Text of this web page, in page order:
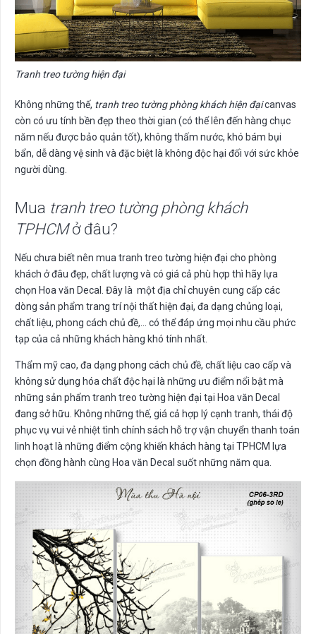
Tranh treo tường hiện đại
Không những thế, tranh treo tường phòng khách hiện đạicanvas
còn có ưu tính bền đẹp theo thời gian (có thể lên đến hàng chục
năm nếu được bảo quản tốt), không thấm nước, khó bám bụi
bẩn, dễ dàng vệ sinh và đặc biệt là không độc hại đối với sức khỏe
người dùng.
Mua tranh treo tường phòng khách
TPHCMở đâu?
Nếu chưa biết nên mua tranh treo tường hiện đại cho phòng
khách ở đâu đẹp, chất lượng và có giá cả phù hợp thì hãy lựa
chọn Hoa văn Decal. Đây là một địa chỉ chuyên cung cấp các
dòng sản phẩm trang trí nội thất hiện đại, đa dạng chủng loại,
chất liệu, phong cách chủ đề,… có thể đáp ứng mọi nhu cầu phức
tạp của cả những khách hàng khó tính nhất.
Thẩm mỹ cao, đa dạng phong cách chủ đề, chất liệu cao cấp và
không sử dụng hóa chất độc hại là những ưu điểm nổi bật mà
những sản phẩm tranh treo tường hiện đại tại Hoa văn Decal
đang sở hữu. Không những thế, giá cả hợp lý cạnh tranh, thái độ
phục vụ vui vẻ nhiệt tình chính sách hỗ trợ vận chuyển thanh toán
linh hoạt là những điểm cộng khiến khách hàng tại TPHCM lựa
chọn đồng hành cùng Hoa văn Decal suốt những năm qua.